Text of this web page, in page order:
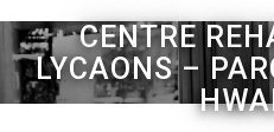
CENTRE
LYCAONS –